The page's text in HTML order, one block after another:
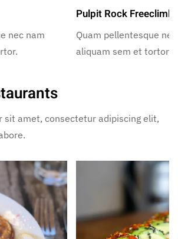
nec nam
Pulpit Rock
Quam pellentesque
aliquam sem et tortor.
sit amet, consectetur adipiscing elit,